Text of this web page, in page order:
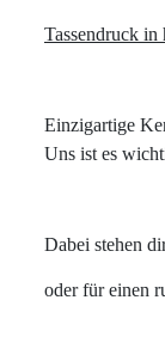
Tassendruck
Einzigartige
Uns ist es
Dabei stehen
oder für einen